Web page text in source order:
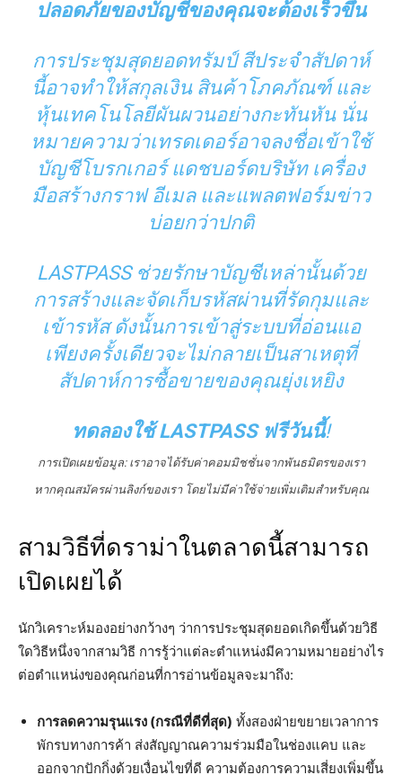
ปลอดภัยของบัญชีของคุณจะต้องเร็วขึ้น
การประชุมสุดยอดทรัมป์ สีประจำสัปดาห์
นี้อาจทำให้สกุลเงิน สินค้าโภคภัณฑ์ และ
หุ้นเทคโนโลยีผันผวนอย่างกะทันหัน นั่น
หมายความว่าเทรดเดอร์อาจลงชื่อเข้าใช้
บัญชีโบรกเกอร์ แดชบอร์ดบริษัท เครื่อง
มือสร้างกราฟ อีเมล และแพลตฟอร์มข่าว
บ่อยกว่าปกติ
LASTPASS ช่วยรักษาบัญชีเหล่านั้นด้วย
การสร้างและจัดเก็บรหัสผ่านที่รัดกุมและ
เข้ารหัส ดังนั้นการเข้าสู่ระบบที่อ่อนแอ
เพียงครั้งเดียวจะไม่กลายเป็นสาเหตุที่
สัปดาห์การซื้อขายของคุณยุ่งเหยิง
ทดลองใช้ LASTPASS ฟรีวันนี้!
การเปิดเผยข้อมูล: เราอาจได้รับค่าคอมมิชชั่นจากพันธมิตรของเรา
หากคุณสมัครผ่านลิงก์ของเรา โดยไม่มีค่าใช้จ่ายเพิ่มเติมสำหรับคุณ
สามวิธีที่ดราม่าในตลาดนี้สามารถ
เปิดเผยได้
นักวิเคราะห์มองอย่างกว้างๆ ว่าการประชุมสุดยอดเกิดขึ้นด้วยวิธี
ใดวิธีหนึ่งจากสามวิธี การรู้ว่าแต่ละตำแหน่งมีความหมายอย่างไร
ต่อตำแหน่งของคุณก่อนที่การอ่านข้อมูลจะมาถึง:
การลดความรุนแรง (กรณีที่ดีที่สุด) ทั้งสองฝ่ายขยายเวลาการ
พักรบทางการค้า ส่งสัญญาณความร่วมมือในช่องแคบ และ
ออกจากปักกิ่งด้วยเงื่อนไขที่ดี ความต้องการความเสี่ยงเพิ่มขึ้น